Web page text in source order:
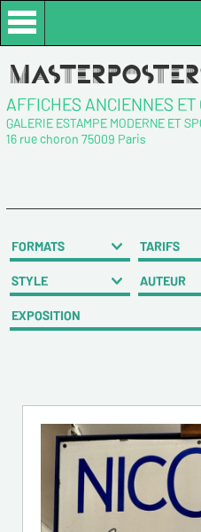
AFFICHES ANCIENNES
GALERIE ESTAMPE MODERNE ET
16 rue choron 75009 Paris
FORMATS TARIFS
STYLE AUTEUR
EXPOSITION